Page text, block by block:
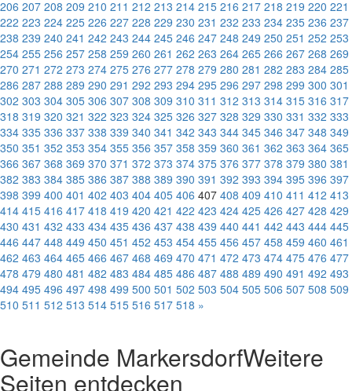
206 207 208 209 210 211 212 213 214 215 216 217 218 219 220 221
222 223 224 225 226 227 228 229 230 231 232 233 234 235 236 237
238 239 240 241 242 243 244 245 246 247 248 249 250 251 252 253
254 255 256 257 258 259 260 261 262 263 264 265 266 267 268 269
270 271 272 273 274 275 276 277 278 279 280 281 282 283 284 285
286 287 288 289 290 291 292 293 294 295 296 297 298 299 300 301
302 303 304 305 306 307 308 309 310 311 312 313 314 315 316 317
318 319 320 321 322 323 324 325 326 327 328 329 330 331 332 333
334 335 336 337 338 339 340 341 342 343 344 345 346 347 348 349
350 351 352 353 354 355 356 357 358 359 360 361 362 363 364 365
366 367 368 369 370 371 372 373 374 375 376 377 378 379 380 381
382 383 384 385 386 387 388 389 390 391 392 393 394 395 396 397
398 399 400 401 402 403 404 405 406 407 408 409 410 411 412 413
414 415 416 417 418 419 420 421 422 423 424 425 426 427 428 429
430 431 432 433 434 435 436 437 438 439 440 441 442 443 444 445
446 447 448 449 450 451 452 453 454 455 456 457 458 459 460 461
462 463 464 465 466 467 468 469 470 471 472 473 474 475 476 477
478 479 480 481 482 483 484 485 486 487 488 489 490 491 492 493
494 495 496 497 498 499 500 501 502 503 504 505 506 507 508 509
510 511 512 513 514 515 516 517 518 »
Gemeinde MarkersdorfWeitere
Seiten entdecken